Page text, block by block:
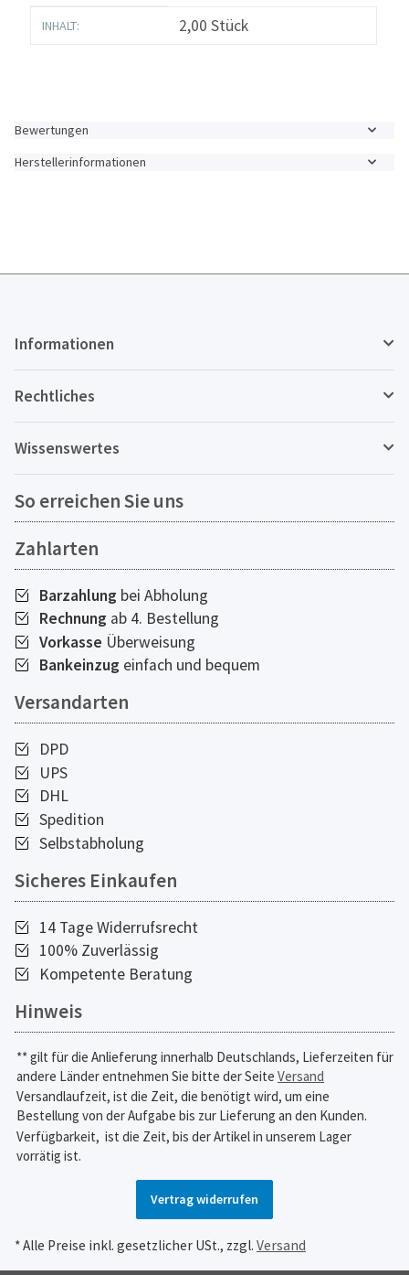
Produkteigenschaft
Wert
INHALT: 2,00 Stück
Bewertungen
Herstellerinformationen
Informationen
Rechtliches
Wissenswertes
So erreichen Sie uns
Zahlarten
Barzahlung bei Abholung
Rechnung ab 4. Bestellung
Vorkasse Überweisung
Bankeinzug einfach und bequem
Versandarten
DPD
UPS
DHL
Spedition
Selbstabholung
Sicheres Einkaufen
14 Tage Widerrufsrecht
100% Zuverlässig
Kompetente Beratung
Hinweis
** gilt für die Anlieferung innerhalb Deutschlands, Lieferzeiten für
andere Länder entnehmen Sie bitte der Seite Versand
Versandlaufzeit, ist die Zeit, die benötigt wird, um eine
Bestellung von der Aufgabe bis zur Lieferung an den Kunden.
Verfügbarkeit, ist die Zeit, bis der Artikel in unserem Lager
vorrätig ist.
Vertrag widerrufen
* Alle Preise inkl. gesetzlicher USt., zzgl. Versand